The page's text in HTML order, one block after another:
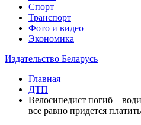
Спорт
Транспорт
Фото и видео
Экономика
Издательство Беларусь
Главная
ДТП
Велосипедист погиб –
все равно придется